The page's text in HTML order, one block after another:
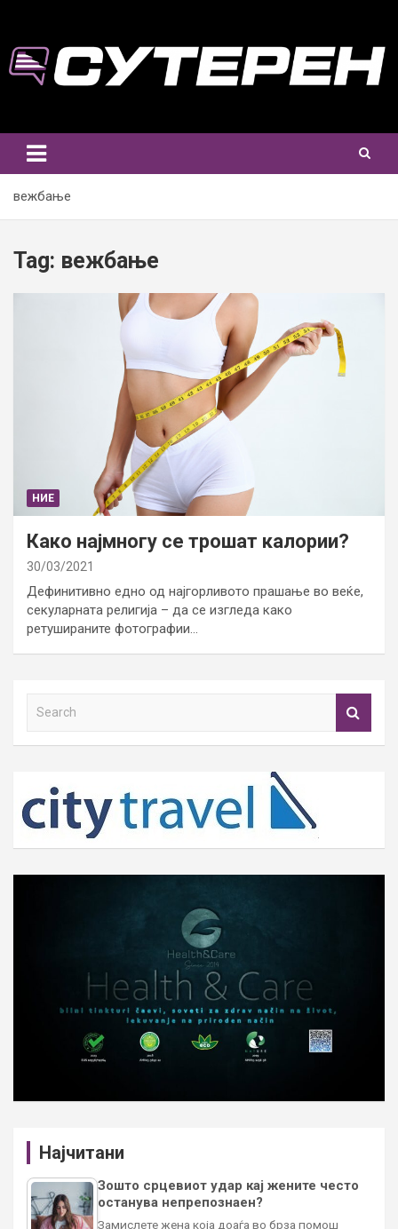
content
вежбање
Tag: вежбање
НИЕ
Како најмногу се трошат калории?
30/03/2021
Дефинитивно едно од најгорливото прашање во веќе,
секуларната религија – да се изгледа како
ретушираните фотографии…
h
Најчитани
Зошто срцевиот удар кај жените често
останува непрепознаен?
Замислете жена која доаѓа во брза помош